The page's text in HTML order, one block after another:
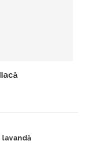
lavandă